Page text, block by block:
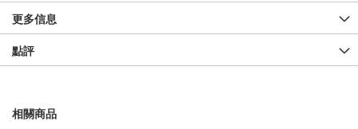
更多信息
點評
相關商品